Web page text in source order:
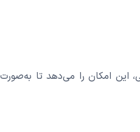
این امکان را می‌دهد تا